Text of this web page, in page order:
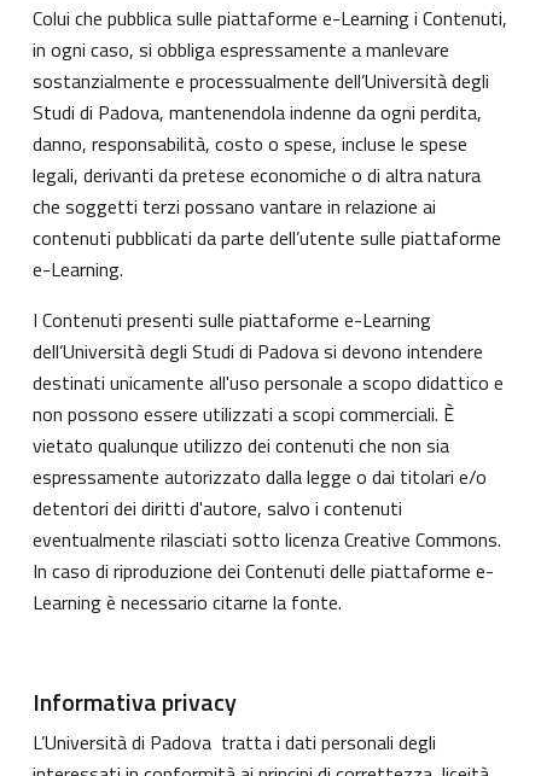
Colui che pubblica sulle piattaforme e-Learning i Contenuti,
in ogni caso, si obbliga espressamente a manlevare
sostanzialmente e processualmente dell’Università degli
Studi di Padova, mantenendola indenne da ogni perdita,
danno, responsabilità, costo o spese, incluse le spese
legali, derivanti da pretese economiche o di altra natura
che soggetti terzi possano vantare in relazione ai
contenuti pubblicati da parte dell’utente sulle piattaforme
e-Learning.
I Contenuti presenti sulle piattaforme e-Learning
dell’Università degli Studi di Padova si devono intendere
destinati unicamente all'uso personale a scopo didattico e
non possono essere utilizzati a scopi commerciali. È
vietato qualunque utilizzo dei contenuti che non sia
espressamente autorizzato dalla legge o dai titolari e/o
detentori dei diritti d'autore, salvo i contenuti
eventualmente rilasciati sotto licenza Creative Commons.
In caso di riproduzione dei Contenuti delle piattaforme e-
Learning è necessario citarne la fonte.
Informativa privacy
L’Università di Padova tratta i dati personali degli